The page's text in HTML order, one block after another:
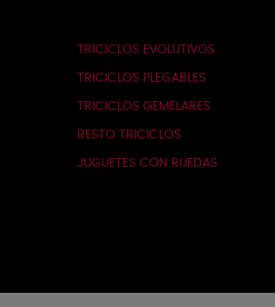
TRICICLOS EVOLUTIVOS
TRICICLOS PLEGABLES
TRICICLOS GEMELARES
RESTO TRICICLOS
JUGUETES CON RUEDAS